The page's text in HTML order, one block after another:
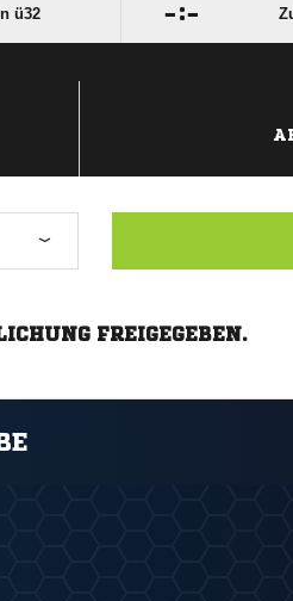
ü32 :
FREIGEGEBEN.